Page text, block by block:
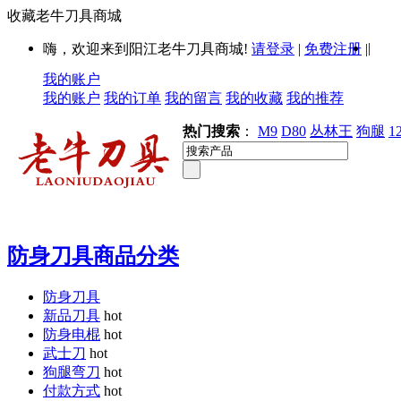
收藏老牛刀具商城
嗨，欢迎来到阳江老牛刀具商城! 请登录 | 免费注册 ||
我的账户
我的账户 我的订单 我的留言 我的收藏 我的推荐
热门搜索 ： M9 D80 丛林王 狗腿
防身刀具商品分类
防身刀具
新品刀具 hot
防身电棍 hot
武士刀 hot
狗腿弯刀 hot
付款方式 hot